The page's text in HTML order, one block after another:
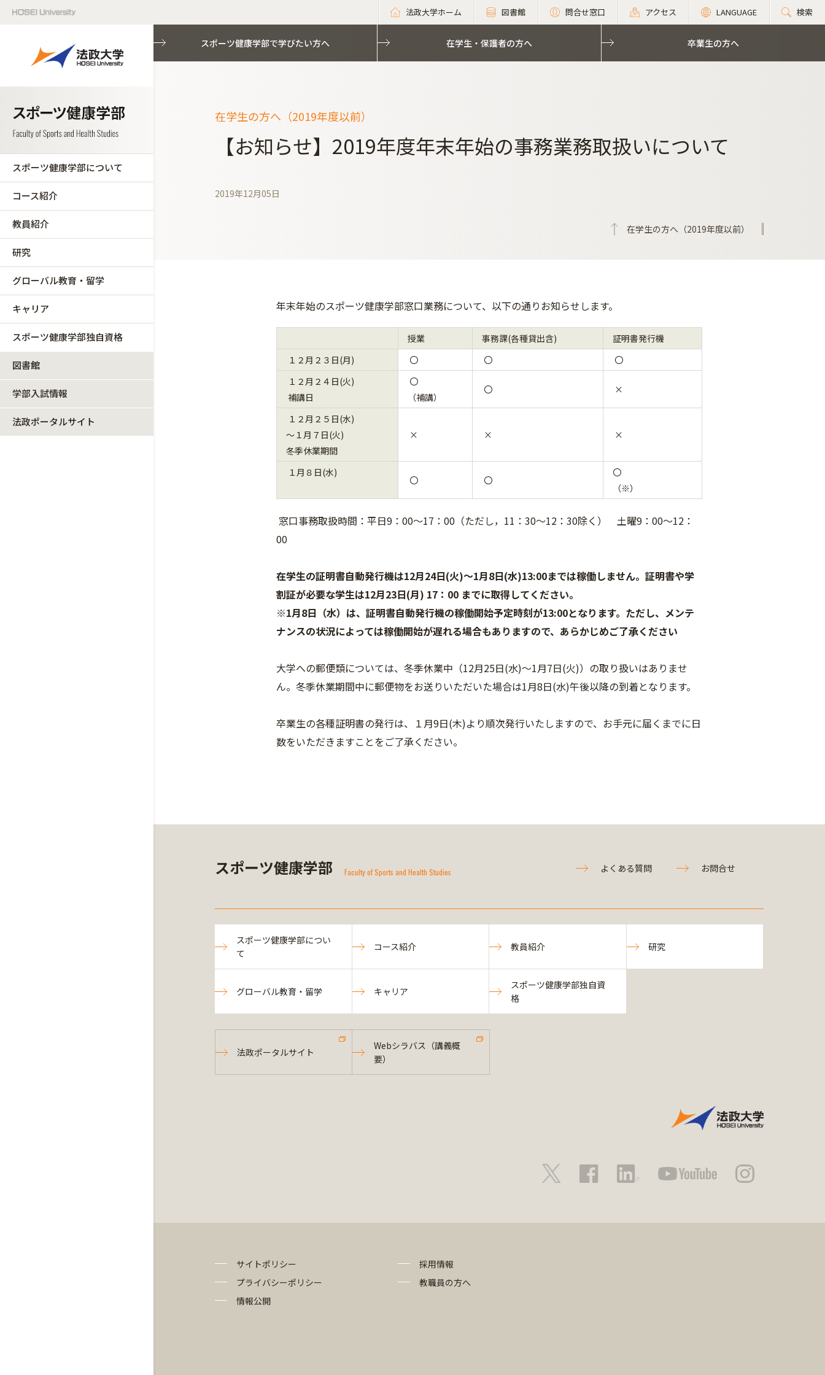
法政大学ホーム 図書館 問合せ窓口 アクセス LANGUAGE 検索
スポーツ健康学部について
コース紹介
教員紹介
研究
グローバル教育・留学
キャリア
スポーツ健康学部独自資格
図書館
学部入試情報
法政ポータルサイト
スポーツ健康学部で学びたい方へ 在学生・保護者の方へ 卒業生の方へ
在学生の方へ（2019年度以前）
【お知らせ】2019年度年末年始の事務業務取扱いについて
2019年12月05日
在学生の方へ（2019年度以前）
年末年始のスポーツ健康学部窓口業務について、以下の通りお知らせします。
授業 事務課(各種貸出含)
証明書発行機
１２月２３日(月)
〇 〇
〇
１２月２４日(火)
補講日
〇
（補講）
〇 ×
１２月２５日(水)
～１月７日(火)
冬季休業期間
× × ×
１月８日(水)
〇 〇
〇
（※）
窓口事務取扱時間：平日9：00～17：00（ただし，11：30～12：30除く） 土曜9：00～12：
00
在学生の証明書自動発行機は12月24日(火)～1月8日(水)13:00までは稼働しません。証明書や学
割証が必要な学生は12月23日(月) 17：00 までに取得してください。
※1月8日（水）は、証明書自動発行機の稼働開始予定時刻が13:00となります。ただし、 メンテ
ナンスの状況によっては稼働開始が遅れる場合もありますので、あらかじめご了承ください
大学への郵便類については、冬季休業中（12月25日(水)～1月7日(火)）の取り扱いはありませ
ん。冬季休業期間中に郵便物をお送りいただいた場合は1月8日(水)午後以降の到着となります。
卒業生の各種証明書の発行は、 １月9日(木)より順次発行いたしますので、お手元に届くまでに日
数をいただきますことをご了承ください。
スポーツ健康学部 Faculty of Sports and Health Studies よくある質問 お問合せ
スポーツ健康学部につい
て
コース紹介 教員紹介 研究
グローバル教育・留学 キャリア
スポーツ健康学部独自資
格
法政ポータルサイト
Webシラバス（講義概
要）
サイトポリシー
プライバシーポリシー
情報公開
採用情報
教職員の方へ